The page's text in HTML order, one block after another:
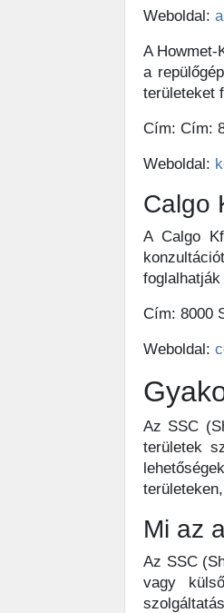
Weboldal:
A Howmet-
a
területeket
Cím: Cím:
Weboldal:
Calgo
A Calgo
Cím: 8000
Weboldal:
Az SSC
területek
Mi az
Az SSC
vagy